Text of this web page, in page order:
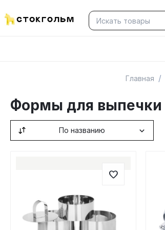
Главная /
Формы для выпечки
По названию